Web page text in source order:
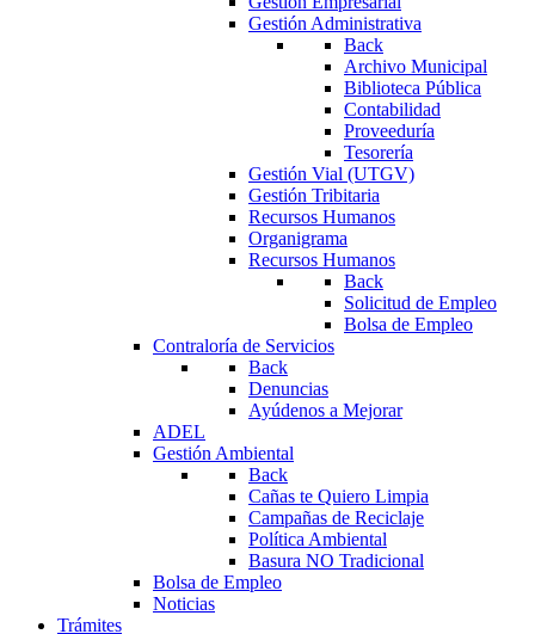
Gestión Administrativa
Back
Archivo Municipal
Biblioteca Pública
Contabilidad
Proveeduría
Tesorería
Gestión Vial (UTGV)
Gestión Tribitaria
Recursos Humanos
Organigrama
Recursos Humanos
Back
Solicitud de Empleo
Bolsa de Empleo
Contraloría de Servicios
Back
Denuncias
Ayúdenos a Mejorar
ADEL
Gestión Ambiental
Back
Cañas te Quiero Limpia
Campañas de Reciclaje
Política Ambiental
Basura NO Tradicional
Bolsa de Empleo
Noticias
Trámites